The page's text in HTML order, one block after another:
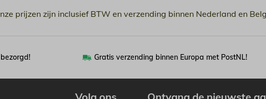
prijzen zijn inclusief BTW en verzending binnen Nederland en
Gratis verzending binnen Europa met PostNL!